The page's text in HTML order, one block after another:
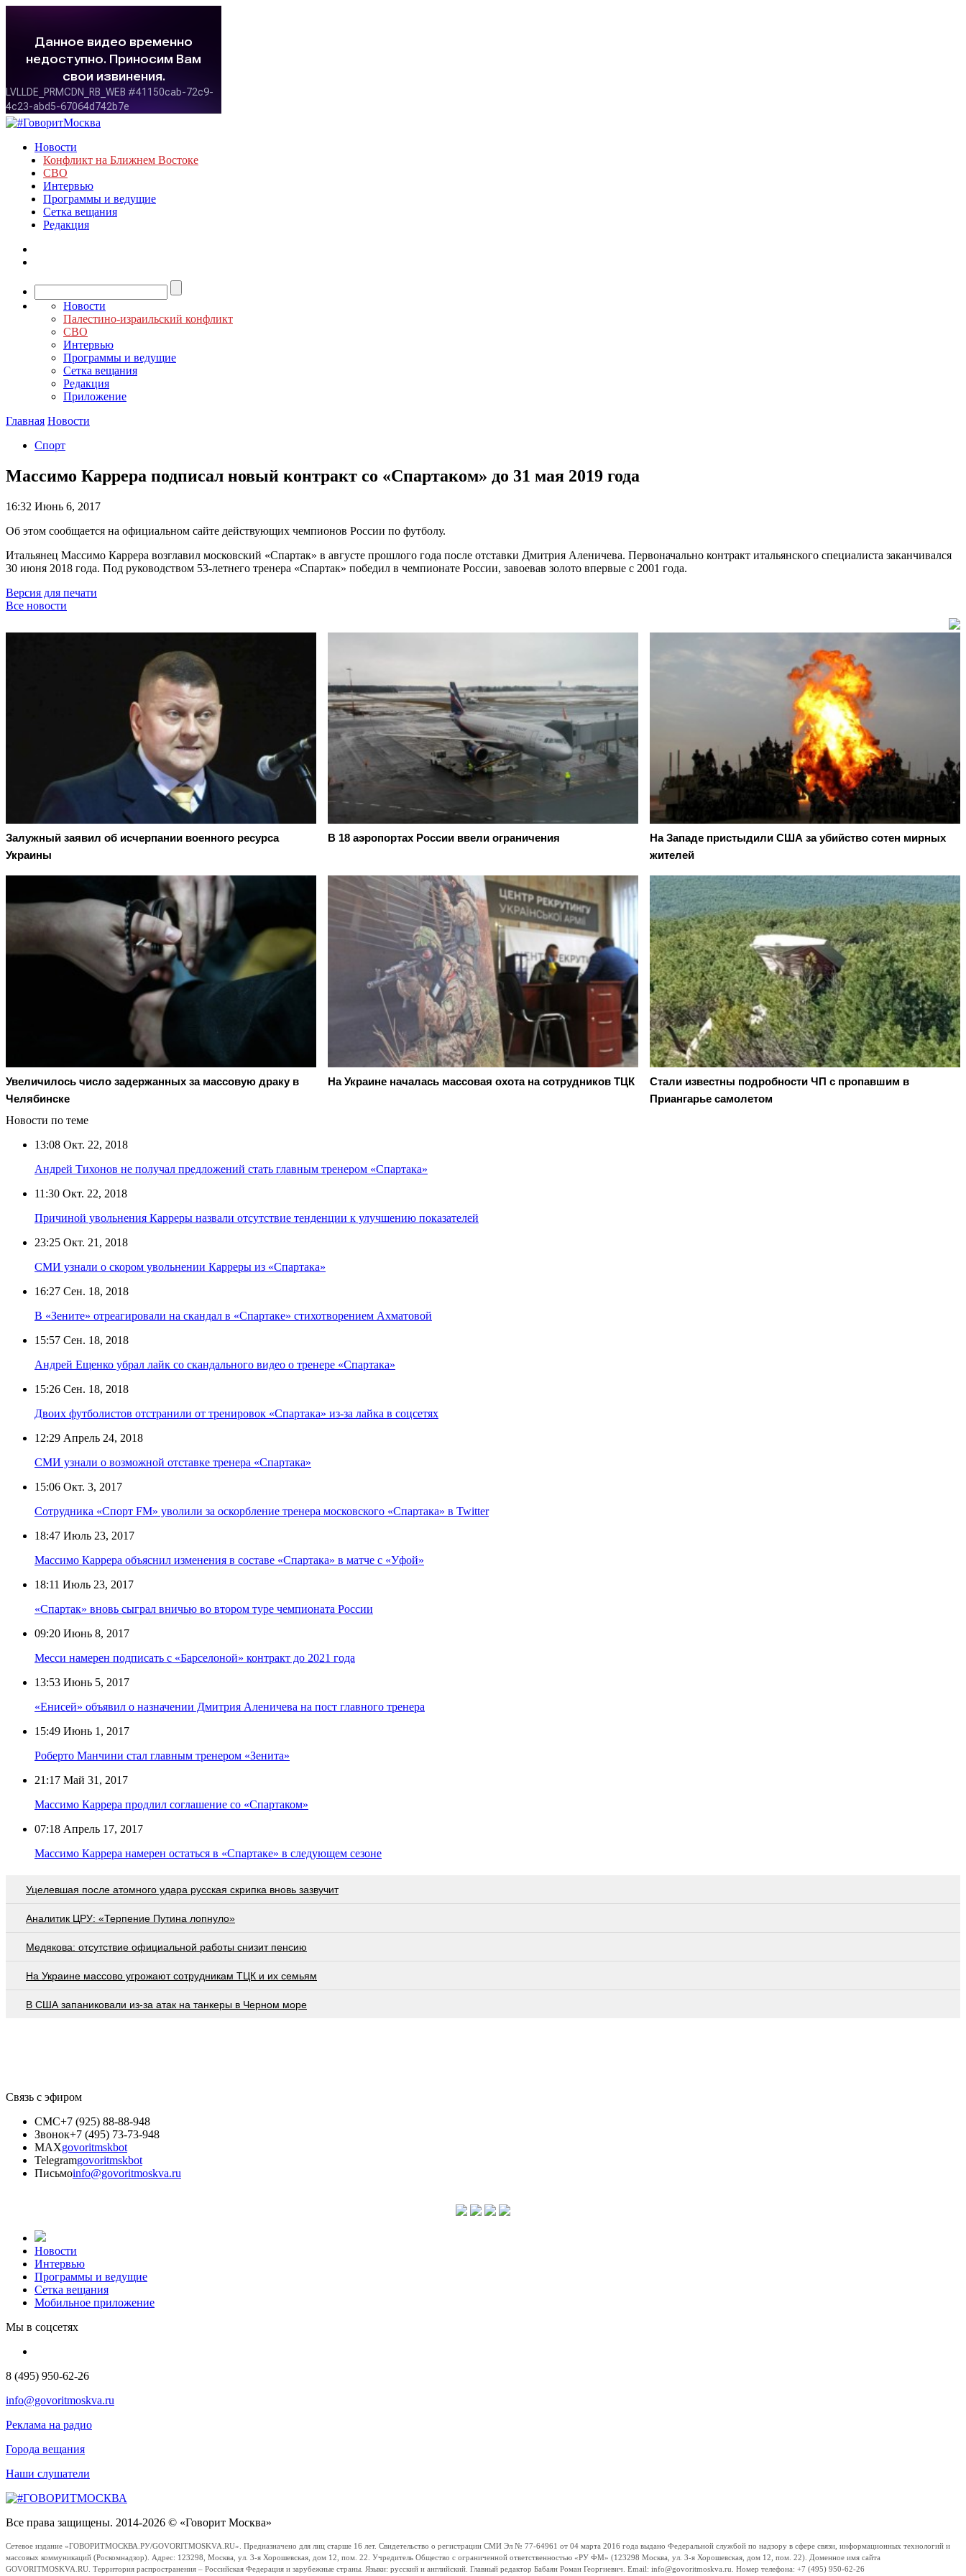
Новости
Конфликт на Ближнем Востоке
СВО
Интервью
Программы и ведущие
Сетка вещания
Редакция
Новости
Палестино-израильский конфликт
СВО
Интервью
Программы и ведущие
Сетка вещания
Редакция
Приложение
Главная Новости
Спорт
Массимо Каррера подписал новый контракт со «Спартаком» до 31 мая 2019 года
16:32 Июнь 6, 2017
Об этом сообщается на официальном сайте действующих чемпионов России по футболу.
Итальянец Массимо Каррера возглавил московский «Спартак» в августе прошлого года после отставки Дмитрия Аленичева. Первоначально контракт итальянского специалиста заканчивался
30 июня 2018 года. Под руководством 53-летнего тренера «Спартак» победил в чемпионате России, завоевав золото впервые с 2001 года.
Версия для печати
Все новости
Залужный заявил об исчерпании военного ресурса
Украины
В 18 аэропортах России ввели ограничения
На Западе пристыдили США за убийство сотен мирных
жителей
Увеличилось число задержанных за массовую драку в
Челябинске
На Украине началась массовая охота на сотрудников ТЦК
Стали известны подробности ЧП с пропавшим в
Приангарье самолетом
Новости по теме
13:08 Окт. 22, 2018
Андрей Тихонов не получал предложений стать главным тренером «Спартака»
11:30 Окт. 22, 2018
Причиной увольнения Карреры назвали отсутствие тенденции к улучшению показателей
23:25 Окт. 21, 2018
СМИ узнали о скором увольнении Карреры из «Спартака»
16:27 Сен. 18, 2018
В «Зените» отреагировали на скандал в «Спартаке» стихотворением Ахматовой
15:57 Сен. 18, 2018
Андрей Ещенко убрал лайк со скандального видео о тренере «Спартака»
15:26 Сен. 18, 2018
Двоих футболистов отстранили от тренировок «Спартака» из-за лайка в соцсетях
12:29 Апрель 24, 2018
СМИ узнали о возможной отставке тренера «Спартака»
15:06 Окт. 3, 2017
Cотрудника «Спорт FM» уволили за оскорбление тренера московского «Спартака» в Twitter
18:47 Июль 23, 2017
Массимо Каррера объяснил изменения в составе «Спартака» в матче с «Уфой»
18:11 Июль 23, 2017
«Спартак» вновь сыграл вничью во втором туре чемпионата России
09:20 Июнь 8, 2017
Месси намерен подписать с «Барселоной» контракт до 2021 года
13:53 Июнь 5, 2017
«Енисей» объявил о назначении Дмитрия Аленичева на пост главного тренера
15:49 Июнь 1, 2017
Роберто Манчини стал главным тренером «Зенита»
21:17 Май 31, 2017
Массимо Каррера продлил соглашение со «Спартаком»
07:18 Апрель 17, 2017
Массимо Каррера намерен остаться в «Спартаке» в следующем сезоне
Уцелевшая после атомного удара русская скрипка вновь зазвучит
Аналитик ЦРУ: «Терпение Путина лопнуло»
Медякова: отсутствие официальной работы снизит пенсию
На Украине массово угрожают сотрудникам ТЦК и их семьям
В США запаниковали из-за атак на танкеры в Черном море
Связь с эфиром
СМС+7 (925) 88-88-948
Звонок+7 (495) 73-73-948
MAXgovoritmskbot
Telegramgovoritmskbot
Письмоinfo@govoritmoskva.ru
Новости
Интервью
Программы и ведущие
Сетка вещания
Мобильное приложение
Мы в соцсетях
8 (495) 950-62-26
info@govoritmoskva.ru
Реклама на радио
Города вещания
Наши слушатели
Все права защищены. 2014-2026 © «Говорит Москва»
Сетевое издание «ГОВОРИТМОСКВА.РУ/GOVORITMOSKVA.RU». Предназначено для лиц старше 16 лет. Свидетельство о регистрации СМИ Эл № 77-64961 от 04 марта 2016 года выдано Федеральной службой по надзору в сфере связи, информационных технологий и
массовых коммуникаций (Роскомнадзор). Адрес: 123298, Москва, ул. 3-я Хорошевская, дом 12, пом. 22. Учредитель Общество с ограниченной ответственностью «РУ ФМ» (123298 Москва, ул. 3-я Хорошевская, дом 12, пом. 22). Доменное имя сайта
GOVORITMOSKVA.RU. Территория распространения – Российская Федерация и зарубежные страны. Языки: русский и английский. Главный редактор Бабаян Роман Георгиевич. Email: info@govoritmoskva.ru. Номер телефона: +7 (495) 950-62-26